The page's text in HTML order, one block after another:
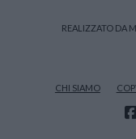
REALIZZATO DA
CHI SIAMO